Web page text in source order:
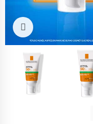
Cliquez pour agrandir